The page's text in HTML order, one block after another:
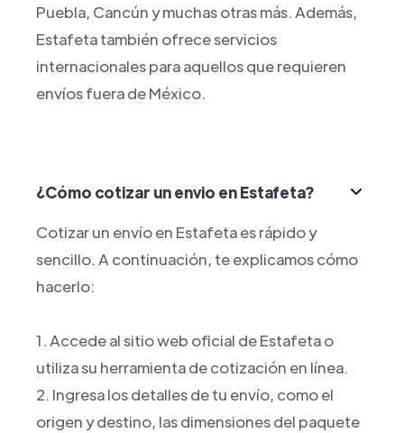
Puebla, Cancún y muchas otras más. Además,
Estafeta también ofrece servicios
internacionales para aquellos que requieren
envíos fuera de México.
¿Cómo cotizar un envio en Estafeta?
Cotizar un envío en Estafeta es rápido y
sencillo. A continuación, te explicamos cómo
hacerlo:
1. Accede al sitio web oficial de Estafeta o
utiliza su herramienta de cotización en línea.
2. Ingresa los detalles de tu envío, como el
origen y destino, las dimensiones del paquete